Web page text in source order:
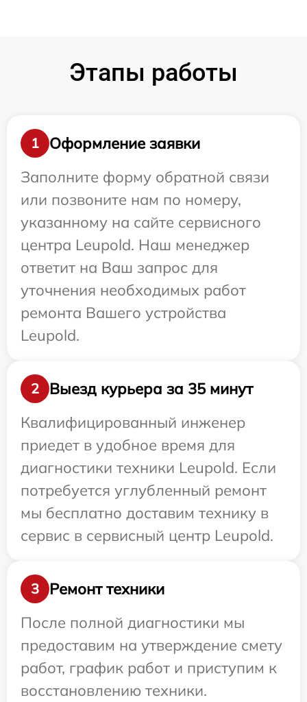
Этапы работы
1
Оформление заявки
Заполните форму обратной связи
или позвоните нам по номеру,
указанному на сайте сервисного
центра Leupold. Наш менеджер
ответит на Ваш запрос для
уточнения необходимых работ
ремонта Вашего устройства
Leupold.
2
Выезд курьера за 35 минут
Квалифицированный инженер
приедет в удобное время для
диагностики техники Leupold. Если
потребуется углубленный ремонт
мы бесплатно доставим технику в
сервис в сервисный центр Leupold.
3
Ремонт техники
После полной диагностики мы
предоставим на утверждение смету
работ, график работ и приступим к
восстановлению техники.